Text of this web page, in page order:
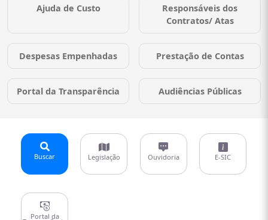
Ajuda de Custo
Responsáveis dos
Contratos/ Atas
Despesas Empenhadas Prestação de Contas
Portal da Transparência Audiências Públicas
Buscar Legislação Ouvidoria E-SIC
Portal da